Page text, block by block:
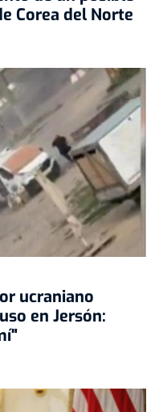
Corea del Norte
ucraniano
en Jersón: